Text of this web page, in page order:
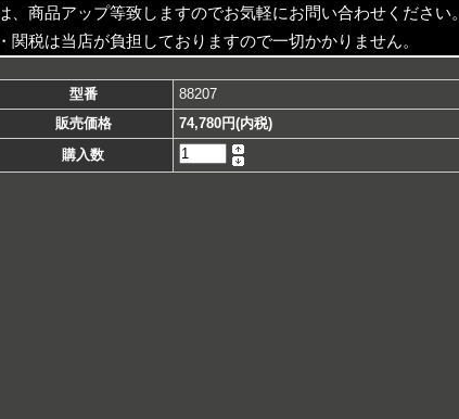
、商品アップ等致しますのでお気軽にお問い合わせください。
・関税は当店が負担しておりますので一切かかりません。
型番
88207
販売価格
74,780円(内税)
購入数